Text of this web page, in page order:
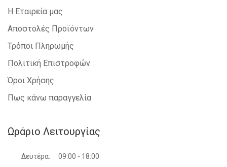
Η Εταιρεία μας
Αποστολές Προϊόντων
Τρόποι Πληρωμής
Πολιτική Επιστροφών
Όροι Χρήσης
Πως κάνω παραγγελία
Ωράριο Λειτουργίας
Δευτέρα:
09:00 - 18:00